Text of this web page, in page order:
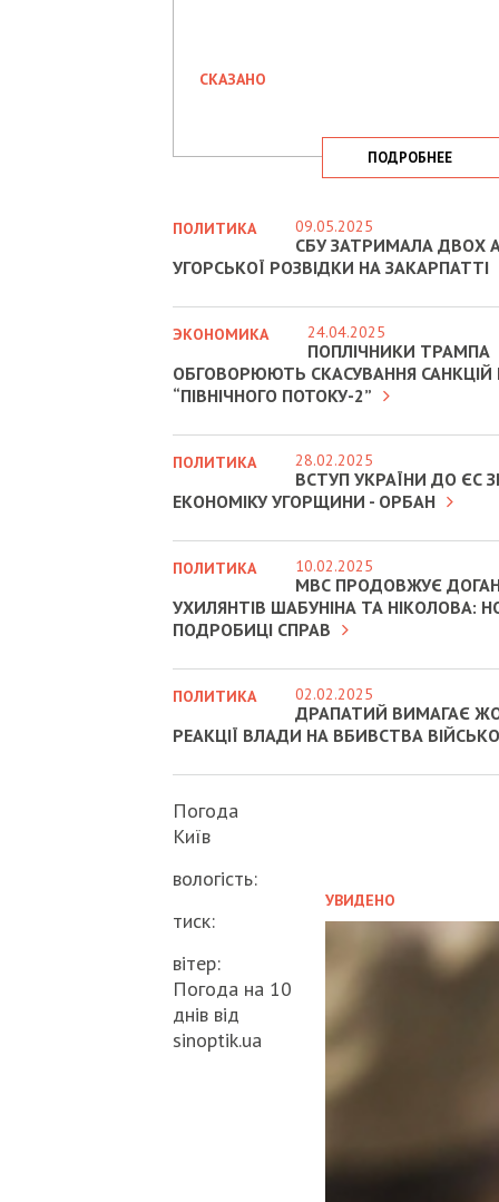
СКАЗАНО
ПОДРОБНЕЕ
УВИДЕНО
ПОЛИТИКА 09.05.2025
СБУ ЗАТРИМАЛА ДВОХ
УГОРСЬКОЇ РОЗВІДКИ НА ЗАКАРПАТТІ
ЭКОНОМИКА 24.04.2025
ПОПЛІЧНИКИ ТРАМПА
ОБГОВОРЮЮТЬ СКАСУВАННЯ САНКЦІЙ
“ПІВНІЧНОГО ПОТОКУ-2”
ПОЛИТИКА 28.02.2025
ВСТУП УКРАЇНИ ДО ЄС
ЕКОНОМІКУ УГОРЩИНИ - ОРБАН
ПОЛИТИКА 10.02.2025
МВС ПРОДОВЖУЄ
УХИЛЯНТІВ ШАБУНІНА ТА НІКОЛОВА:
ПОДРОБИЦІ СПРАВ
ПОЛИТИКА 02.02.2025
ДРАПАТИЙ ВИМАГАЄ
РЕАКЦІЇ ВЛАДИ НА ВБИВСТВА
Погода
Київ
вологість:
тиск:
вітер:
Погода на 10
днів від
sinoptik.ua